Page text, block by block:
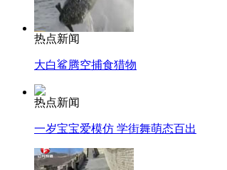
热点新闻
大白鲨腾空捕食猎物
热点新闻
一岁宝宝爱模仿 学街舞萌态百出